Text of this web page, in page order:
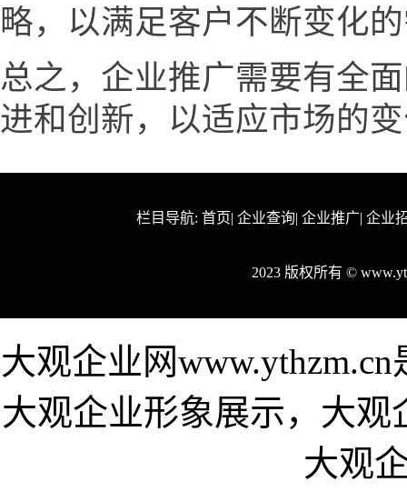
略，以满足客户不断变化
总之，企业推广需要有全
进和创新，以适应市场的
栏目导航: 首页| 企业查询| 企业推广| 企业
2023 版权所有 ©
大观企业网
大观企业形象展示，大
大观